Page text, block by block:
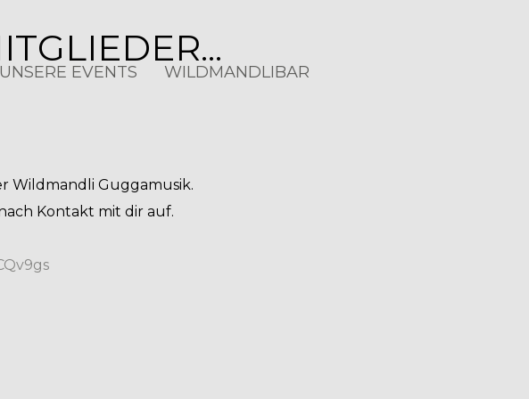
UNSERE EVENTS WILDMANDLIBAR
Wildmandli Guggamusik.
Kontakt mit dir auf.